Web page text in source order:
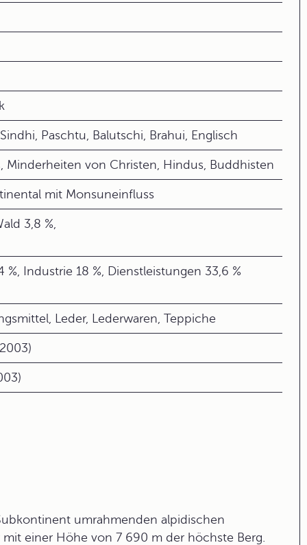
Paschtu, Balutschi, Brahui, Englisch
Minderheiten von Christen, Hindus, Buddhisten
mit Monsuneinfluss
3,8 %,
Industrie 18 %, Dienstleistungen 33,6 %
Leder, Lederwaren, Teppiche
umrahmenden alpidischen
einer Höhe von 7 690 m der höchste Berg.